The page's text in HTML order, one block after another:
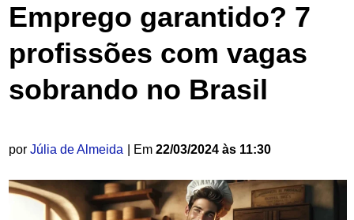
Emprego garantido? 7
profissões com vagas
sobrando no Brasil
por Júlia de Almeida | Em 22/03/2024 às 11:30